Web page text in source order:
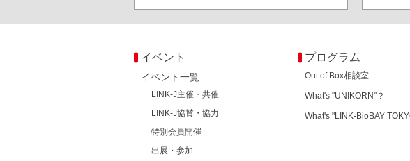
イベント
イベント一覧
LINK-J主催・共催
LINK-J協賛・協力
特別会員開催
出展・参加
プログラム
Out of Box相談室
What's "UNIKORN"？
What's "LINK-BioBAY